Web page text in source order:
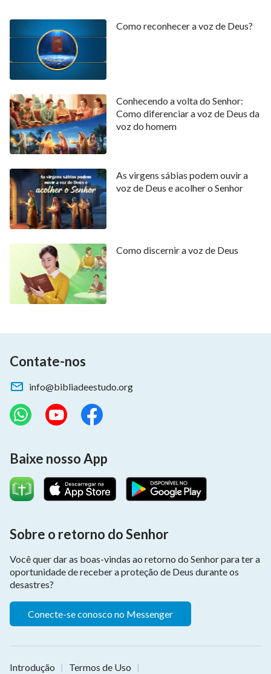
Como reconhecer a voz de Deus?
Conhecendo a volta do Senhor:
Como diferenciar a voz de Deus da
voz do homem
As virgens sábias podem ouvir a
voz de Deus e acolher o Senhor
Como discernir a voz de Deus
Contate-nos
info@bibliadeestudo.org
Baixe nosso App
Sobre o retorno do Senhor
Você quer dar as boas-vindas ao retorno do Senhor para ter a
oportunidade de receber a proteção de Deus durante os
desastres?
Conecte-se conosco no Messenger
Introdução | Termos de Uso |